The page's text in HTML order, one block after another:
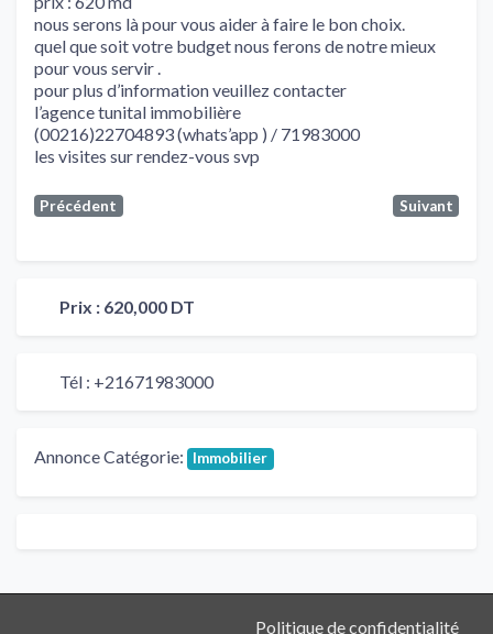
nous serons là pour vous aider à faire le bon choix.
quel que soit votre budget nous ferons de notre mieux
pour vous servir .
pour plus d’information veuillez contacter
l’agence tunital immobilière
(00216)22704893 (whats’app ) / 71983000
les visites sur rendez-vous svp
Précédent Suivant
Prix : 620,000 DT
Tél : +21671983000
Annonce Catégorie: Immobilier
Politique de confidentialité